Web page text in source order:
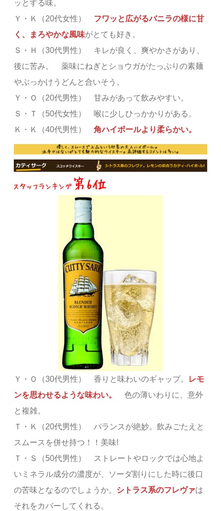
ッとする味。
Ｙ・Ｋ（20代女性） フワッと広がるバニラの様に甘
く、まろやかな風味がとても好き。
Ｓ・Ｈ（30代男性） キレが良く、爽やかさがあり、
後に苦み。 薬味にねぎとショウガがたっぷりの素麺
やぶっかけうどんと合いそう。
Ｙ・Ｏ（20代男性） 甘みがあって飲みやすい。
Ｓ・Ｔ（50代女性） 喉に少しひっかかりがある。
Ｋ・Ｋ（40代男性） 角ハイボールより柔らかい。
Ｙ・Ｏ（30代男性） 香りと味わいのギャップ。
レモ
ンを思わせるような味わい。
色の薄いわりに、意外
と複雑。
Ｔ・Ｋ（20代男性） バランスが絶妙。飲みごたえと
スムースを併せ持つ！！美味!
Ｔ・Ｓ（50代男性） ストレートやロックでは心地よ
いミネラル成分の濃度が、ソーダ割りにした時に後口
の苦味となるのでしょうか。 シトラス系のフレヴァは
それをカバーしてくれる。